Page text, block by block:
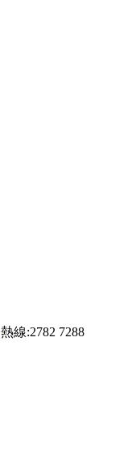
熱線:2782 7288